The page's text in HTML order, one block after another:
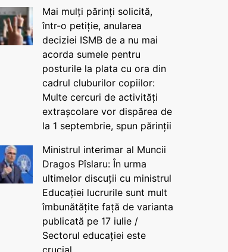
Mai mulți părinți solicită,
într-o petiție, anularea
deciziei ISMB de a nu mai
acorda sumele pentru
posturile la plata cu ora din
cadrul cluburilor copiilor:
Multe cercuri de activități
extrașcolare vor dispărea de
la 1 septembrie, spun părinții
Ministrul interimar al Muncii
Dragos Pîslaru: În urma
ultimelor discuții cu ministrul
Educației lucrurile sunt mult
îmbunătățite față de varianta
publicată pe 17 iulie /
Sectorul educației este
crucial